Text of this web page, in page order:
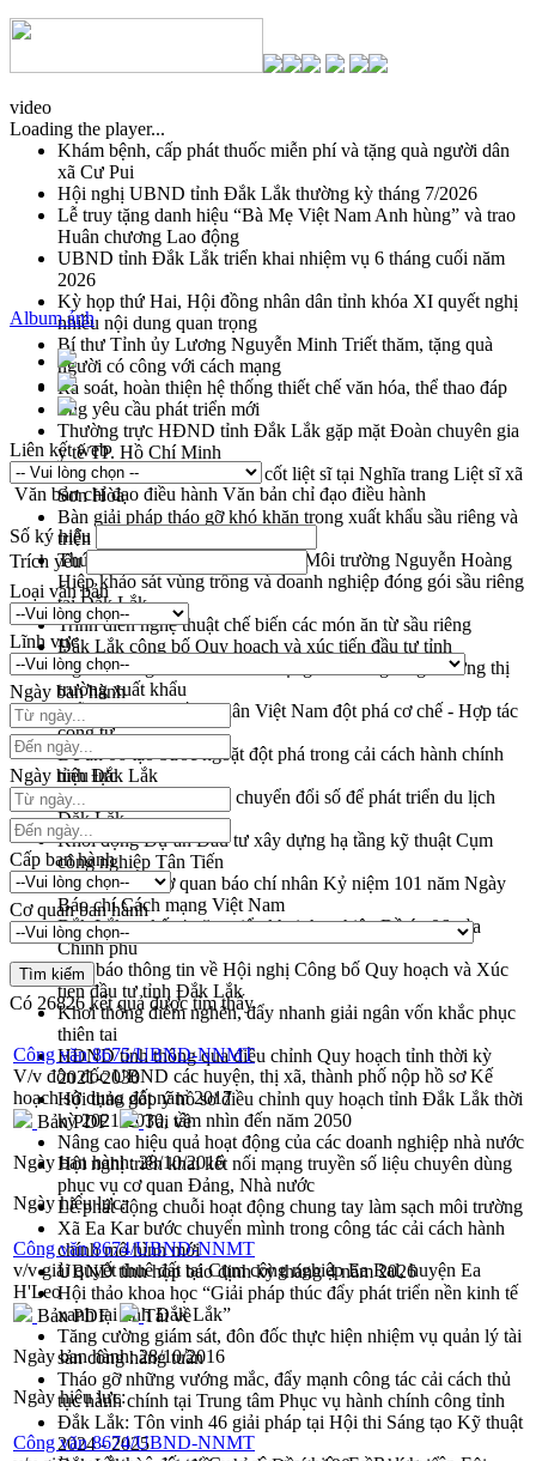
video
Loading the player...
Khám bệnh, cấp phát thuốc miễn phí và tặng quà người dân
xã Cư Pui
Hội nghị UBND tỉnh Đắk Lắk thường kỳ tháng 7/2026
Lễ truy tặng danh hiệu “Bà Mẹ Việt Nam Anh hùng” và trao
Huân chương Lao động
UBND tỉnh Đắk Lắk triển khai nhiệm vụ 6 tháng cuối năm
2026
Kỳ họp thứ Hai, Hội đồng nhân dân tỉnh khóa XI quyết nghị
nhiều nội dung quan trọng
Bí thư Tỉnh ủy Lương Nguyễn Minh Triết thăm, tặng quà
người có công với cách mạng
Rà soát, hoàn thiện hệ thống thiết chế văn hóa, thể thao đáp
ứng yêu cầu phát triển mới
Thường trực HĐND tỉnh Đắk Lắk gặp mặt Đoàn chuyên gia
y tế TP. Hồ Chí Minh
Lễ truy điệu và an táng hài cốt liệt sĩ tại Nghĩa trang Liệt sĩ xã
Sơn Hòa
Bàn giải pháp tháo gỡ khó khăn trong xuất khẩu sầu riêng và
triển khai quy định EUDR
Thứ trưởng Bộ Nông nghiệp và Môi trường Nguyễn Hoàng
Hiệp khảo sát vùng trồng và doanh nghiệp đóng gói sầu riêng
tại Đắk Lắk
Trình diễn nghệ thuật chế biến các món ăn từ sầu riêng
Đắk Lắk công bố Quy hoạch và xúc tiến đầu tư tỉnh
Ngành cá ngừ Đắk Lắk chủ động thích ứng để giữ vững thị
trường xuất khẩu
Diễn đàn Kinh tế tư nhân Việt Nam đột phá cơ chế - Hợp tác
công tư
Đề án 06 tạo bước ngoặt đột phá trong cải cách hành chính
tỉnh Đắk Lắk
Kết nối tour, đẩy mạnh chuyển đổi số để phát triển du lịch
Đắk Lắk
Khởi động Dự án Đầu tư xây dựng hạ tầng kỹ thuật Cụm
công nghiệp Tân Tiến
Gặp mặt các cơ quan báo chí nhân Kỷ niệm 101 năm Ngày
Báo chí Cách mạng Việt Nam
Đắk Lắk sơ kết 4 năm triển khai thực hiện Đề án 06 của
Chính phủ
Họp báo thông tin về Hội nghị Công bố Quy hoạch và Xúc
tiến đầu tư tỉnh Đắk Lắk
Khơi thông điểm nghẽn, đẩy nhanh giải ngân vốn khắc phục
thiên tai
HĐND tỉnh thông qua điều chỉnh Quy hoạch tỉnh thời kỳ
2021-2030
Hội thảo góp ý hồ sơ điều chỉnh quy hoạch tỉnh Đắk Lắk thời
kỳ 2021-2030, tầm nhìn đến năm 2050
Nâng cao hiệu quả hoạt động của các doanh nghiệp nhà nước
Hội nghị triển khai kết nối mạng truyền số liệu chuyên dùng
phục vụ cơ quan Đảng, Nhà nước
Lễ phát động chuỗi hoạt động chung tay làm sạch môi trường
Xã Ea Kar bước chuyển mình trong công tác cải cách hành
chính mô hình mới
UBND tỉnh họp báo định kỳ tháng 4 năm 2026
Hội thảo khoa học “Giải pháp thúc đẩy phát triển nền kinh tế
xanh tại tỉnh Đắk Lắk”
Tăng cường giám sát, đôn đốc thực hiện nhiệm vụ quản lý tài
sản công hàng tuần
Tháo gỡ những vướng mắc, đẩy mạnh công tác cải cách thủ
tục hành chính tại Trung tâm Phục vụ hành chính công tỉnh
Đắk Lắk: Tôn vinh 46 giải pháp tại Hội thi Sáng tạo Kỹ thuật
2024 - 2025
Album ảnh
Liên kết web
Văn bản chỉ đạo điều hành Văn bản chỉ đạo điều hành
Số ký hiệu
Trích yếu
Loại văn bản
Lĩnh vực
Ngày ban hành
Ngày hiệu lực
Cấp ban hành
Cơ quan ban hành
Có 26826kết quả được tìm thấy
Công văn 8675/UBND-NNMT
V/v đôn đốc UBND các huyện, thị xã, thành phố nộp hồ sơ Kế
hoạch sử dụng đất năm 2017
Bản PDF
Tải về
Ngày ban hành:28/10/2016
Ngày hiệu lực:
Công văn 8674/UBND-NNMT
v/v giải quyết thuê đất tại Cụm công nghiệp Ea Ral, huyện Ea
H'Leo
Bản PDF
Tải về
Ngày ban hành:28/10/2016
Ngày hiệu lực:
Công văn 8674/UBND-NNMT